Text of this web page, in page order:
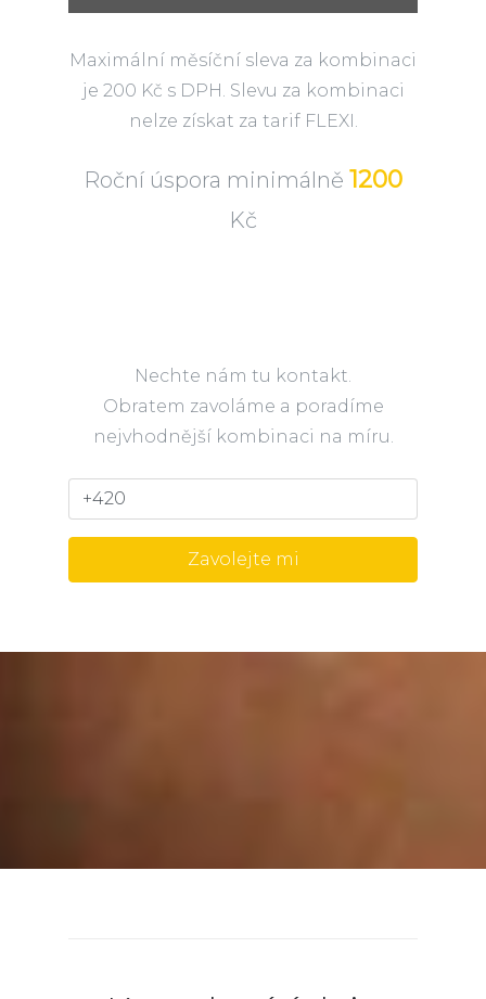
Maximální měsíční sleva za kombinaci
je 200 Kč s DPH. Slevu za kombinaci
nelze získat za tarif FLEXI.
Roční úspora minimálně 1200
Kč
Nechte nám tu kontakt.
Obratem zavoláme a poradíme
nejvhodnější kombinaci na míru.